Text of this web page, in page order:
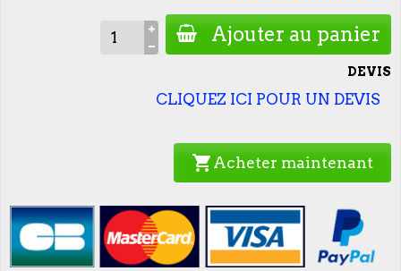
Ajouter au panier
DEVIS
CLIQUEZ ICI POUR UN DEVIS
shopping_cart Acheter maintenant